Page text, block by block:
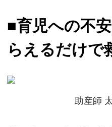
■育児への不
らえるだけで
助産師